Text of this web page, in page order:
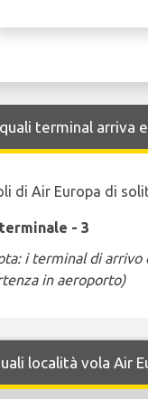
terminal arriva
di Air Europa di
terminale - 3
i terminal di arrivo
in aeroporto)
località vola Air